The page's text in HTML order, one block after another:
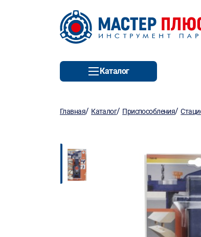
Каталог
Главная/ Каталог/ Приспособления/